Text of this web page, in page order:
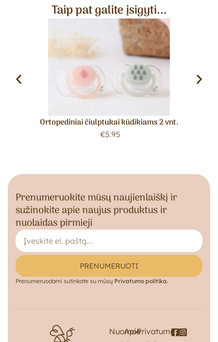
Taip pat galite įsigyti...
Ortopediniai čiulptukai kūdikiams 2 vnt.
€5.95
Prenumeruokite mūsų naujienlaiškį ir
sužinokite apie naujus produktus ir
nuolaidas pirmieji
PRENUMERUOTI
Prenumeruodami sutinkate su mūsų Privatumo politika.
Nuomos
ApiePrivatumo